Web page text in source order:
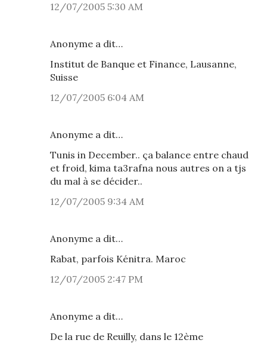
12/07/2005 5:30 AM
Anonyme a dit…
Institut de Banque et Finance, Lausanne,
Suisse
12/07/2005 6:04 AM
Anonyme a dit…
Tunis in December.. ça balance entre chaud
et froid, kima ta3rafna nous autres on a tjs
du mal à se décider..
12/07/2005 9:34 AM
Anonyme a dit…
Rabat, parfois Kénitra. Maroc
12/07/2005 2:47 PM
Anonyme a dit…
De la rue de Reuilly, dans le 12ème